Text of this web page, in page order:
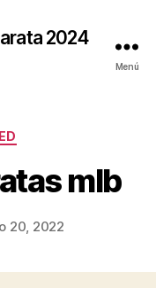
2024
Menú
mlb
20, 2022